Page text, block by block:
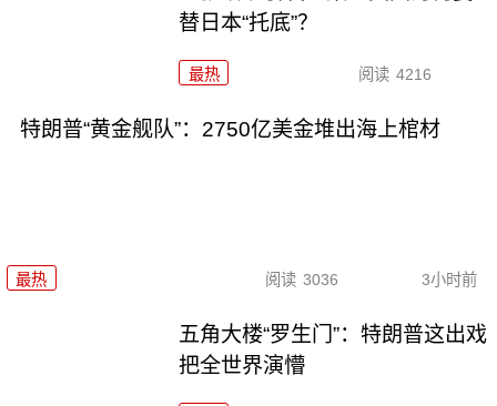
替日本“托底”？
最热 阅读 4216
特朗普“黄金舰队”：2750亿美金堆出海上棺材
最热 阅读 3036 3小时前
五角大楼“罗生门”：特朗普这出戏
把全世界演懵